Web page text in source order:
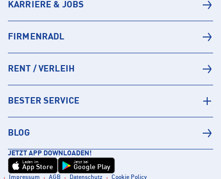
KARRIERE & JOBS
FIRMENRADL
RENT / VERLEIH
BESTER SERVICE
BLOG
JETZT APP DOWNLOADEN!
Laden im
App Store
Jetzt bei
Google Play
Impressum AGB Datenschutz Cookie Policy